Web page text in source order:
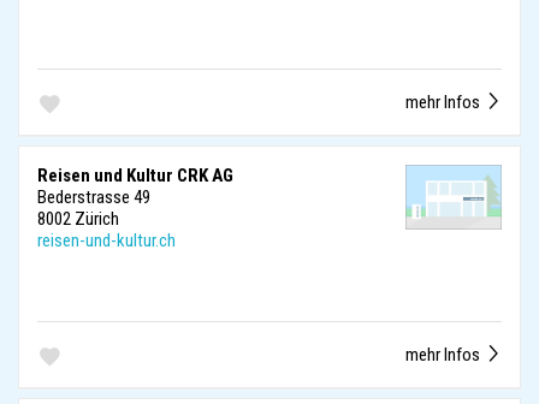
mehr Infos
Reisen und Kultur CRK AG
Bederstrasse 49
8002 Zürich
reisen-und-kultur.ch
mehr Infos